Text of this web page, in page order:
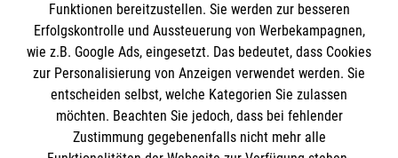
Impressum
Datenschutz
Kontakt
Barrierefreiheit
Die Malteser
Malteser in Deutschland
Funktionen bereitzustellen. Sie werden zur besseren
Erfolgskontrolle und Aussteuerung von Werbekampagnen,
wie z.B. Google Ads, eingesetzt. Das bedeutet, dass Cookies
zur Personalisierung von Anzeigen verwendet werden. Sie
entscheiden selbst, welche Kategorien Sie zulassen
möchten. Beachten Sie jedoch, dass bei fehlender
Zustimmung gegebenenfalls nicht mehr alle